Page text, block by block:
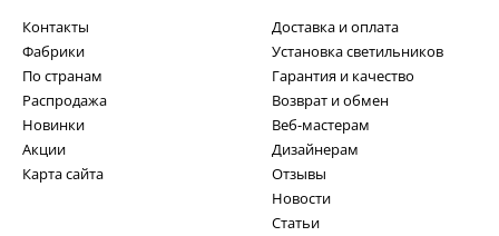
Контакты
Фабрики
По странам
Распродажа
Новинки
Акции
Карта сайта
Доставка и оплата
Установка светильников
Гарантия и качество
Возврат и обмен
Веб-мастерам
Дизайнерам
Отзывы
Новости
Статьи